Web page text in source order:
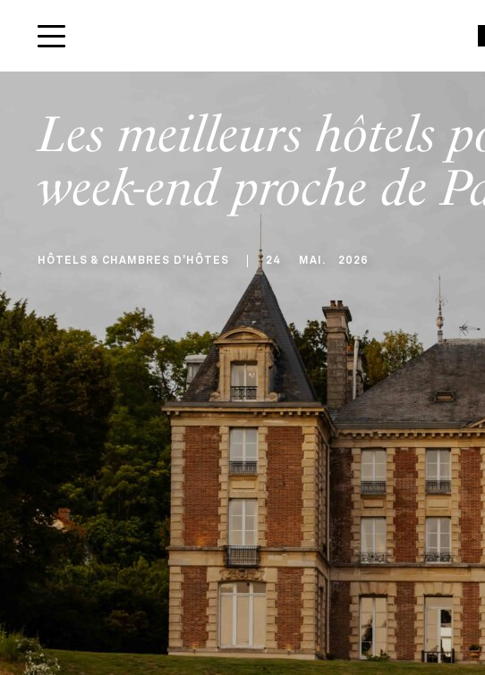
Les meilleurs hôtels
week-end proche de
HÔTELS & CHAMBRES D'HÔTES 24 MAI . 2026